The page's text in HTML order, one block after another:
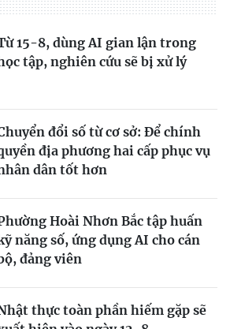
15-8, dùng AI gian lận trong
tập, nghiên cứu sẽ bị xử lý
đổi số từ cơ sở: Để chính
địa phương hai cấp phục vụ
dân tốt hơn
Hoài Nhơn Bắc tập huấn
năng số, ứng dụng AI cho cán
đảng viên
thực toàn phần hiếm gặp sẽ